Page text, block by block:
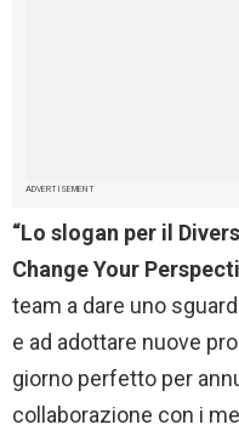
ADVERTISEMENT
“Lo slogan per il
Change Your
team a dare uno
e ad adottare nuove
giorno perfetto per
collaborazione con i